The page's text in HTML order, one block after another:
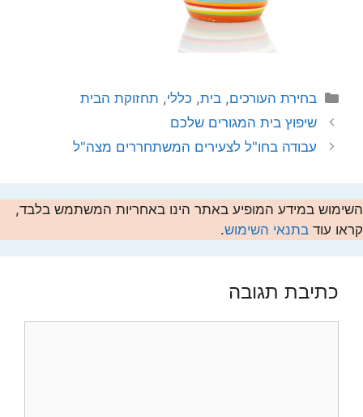
קטגוריות
בחירת העורכים,בית, כללי, תחזוקת הבית
שיפוץ בית המגורים שלכם
עבודה בחו"ל לצעירים המשתחררים מצה"ל
השימוש במידע המופיע באתר הינו באחריות המשתמש בלבד,
קראו עוד בתנאי השימוש.
כתיבת תגובה